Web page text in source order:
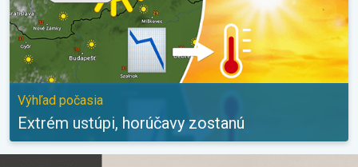
Výhľad počasia
Extrém ustúpi, horúčavy zostanú